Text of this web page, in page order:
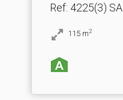
Ref: 4225(3) SA
115 m2